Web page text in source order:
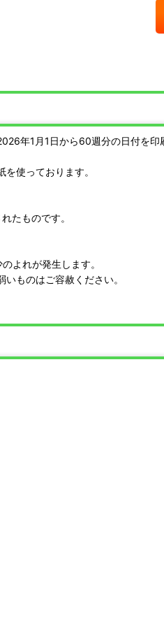
年1月1日から60週分の日付を印
使っております。
たものです。
よれが発生します。
ものはご容赦ください。